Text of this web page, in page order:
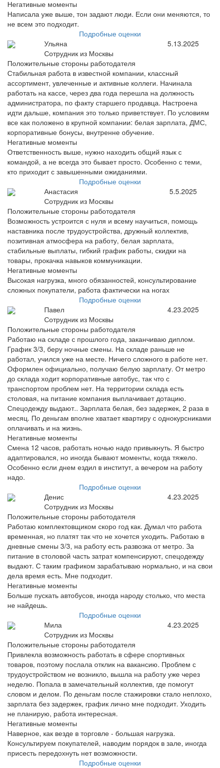
Негативные моменты
Написала уже выше, тон задают люди. Если они меняются, то
не всем это подходит.
Подробные оценки
Ульяна
Сотрудник из Москвы
5.13.2025
Положительные стороны работодателя
Стабильная работа в известной компании, классный
ассортимент, увлеченные и активные коллеги. Начинала
работать на кассе, через два года перешла на должность
администратора, по факту старшего продавца. Настроена
идти дальше, компания это только приветствует. По условиям
все как положено в крупной компании: белая зарплата, ДМС,
корпоративные бонусы, внутренне обучение.
Негативные моменты
Ответственность выше, нужно находить общий язык с
командой, а не всегда это бывает просто. Особенно с теми,
кто приходит с завышенными ожиданиями.
Подробные оценки
Анастасия
Сотрудник из Москвы
5.5.2025
Положительные стороны работодателя
Возможность устроится с нуля и всему научиться, помощь
наставника после трудоустройства, дружный коллектив,
позитивная атмосфера на работу, белая зарплата,
стабильные выплаты, гибкий график работы, скидки на
товары, прокачка навыков коммуникации.
Негативные моменты
Высокая нагрузка, много обязанностей, консультирование
сложных покупатели, работа фактически на ногах
Подробные оценки
Павел
Сотрудник из Москвы
4.23.2025
Положительные стороны работодателя
Работаю на складе с прошлого года, заканчиваю диплом.
График 3/3, беру ночные смены. На складе раньше не
работал, учился уже на месте. Ничего сложного в работе нет.
Оформлен официально, получаю белую зарплату. От метро
до склада ходит корпоративные автобус, так что с
транспортом проблем нет. На территории склада есть
столовая, на питание компания выплачивает дотацию.
Спецодежду выдают.. Зарплата белая, без задержек, 2 раза в
месяц. По деньгам вполне хватает квартиру с однокурсниками
оплачивать и на жизнь.
Негативные моменты
Смена 12 часов, работать ночью надо привыкнуть. Я быстро
адаптировался, но иногда бывают моменты, когда тяжело.
Особенно если днем ездил в институт, а вечером на работу
надо.
Подробные оценки
Денис
Сотрудник из Москвы
4.23.2025
Положительные стороны работодателя
Работаю комплектовщиком скоро год как. Думал что работа
временная, но платят так что не хочется уходить. Работаю в
дневные смены 3/3, на работу есть развозка от метро. За
питание в столовой часть затрат компенсируют, спецодежду
выдают. С таким графиком зарабатываю нормально, и на свои
дела время есть. Мне подходит.
Негативные моменты
Больше пускать автобусов, иногда народу столько, что места
не найдешь.
Подробные оценки
Мила
Сотрудник из Москвы
4.23.2025
Положительные стороны работодателя
Привлекла возможность работать в сфере спортивных
товаров, поэтому послала отклик на вакансию. Проблем с
трудоустройством не возникло, вышла на работу уже через
неделю. Попала в замечательный коллектив, где помогут
словом и делом. По деньгам после стажировки стало неплохо,
зарплата без задержек, график лично мне подходит. Уходить
не планирую, работа интересная.
Негативные моменты
Наверное, как везде в торговле - большая нагрузка.
Консультируем покупателей, наводим порядок в зале, иногда
присесть передохнуть нет возможности.
Подробные оценки